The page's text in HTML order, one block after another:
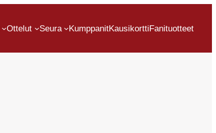
Ottelut Seura KumppanitKausikorttiFanituotteet